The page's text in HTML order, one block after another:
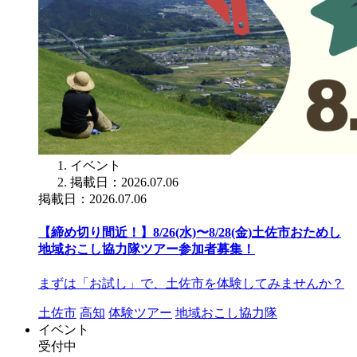
イベント
掲載日：2026.07.06
掲載日：2026.07.06
【締め切り間近！】8/26(水)〜8/28(金)土佐市おためし
地域おこし協力隊ツアー参加者募集！
まずは「お試し」で、土佐市を体験してみませんか？
土佐市 高知 体験ツアー 地域おこし協力隊
イベント
受付中